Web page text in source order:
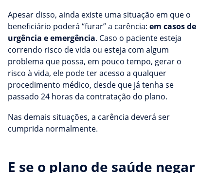
Apesar disso, ainda existe uma situação em que o
beneficiário poderá “furar” a carência: em casos de
urgência e emergência. Caso o paciente esteja
correndo risco de vida ou esteja com algum
problema que possa, em pouco tempo, gerar o
risco à vida, ele pode ter acesso a qualquer
procedimento médico, desde que já tenha se
passado 24 horas da contratação do plano.
Nas demais situações, a carência deverá ser
cumprida normalmente.
E se o plano de saúde negar